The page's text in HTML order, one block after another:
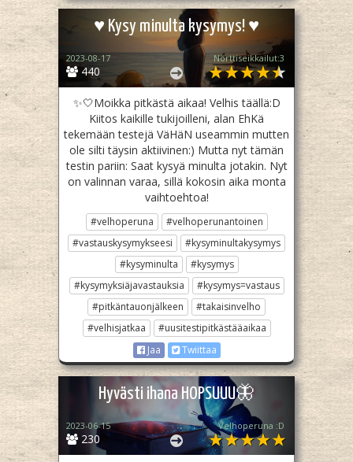
♥ Kysy minulta kysymys! ♥
440
2023-08-17 Nörttiseikkailut:3
✨🤍Moikka pitkästä aikaa! Velhis täällä:D
Kiitos kaikille tukijoilleni, alan EhKä
tekemään testejä VäHäN useammin mutten
ole silti täysin aktiivinen:) Mutta nyt tämän
testin pariin: Saat kysyä minulta jotakin. Nyt
on valinnan varaa, sillä kokosin aika monta
vaihtoehtoa!
#velhoperuna
#velhoperunantoinen
#vastauskysymykseesi
#kysyminultakysymys
#kysyminulta
#kysymys
#kysymyksiäjavastauksia
#kysymys=vastaus
#pitkäntauonjälkeen
#takaisinvelho
#velhisjatkaa
#uusitestipitkästääaikaa
Jaa
Twiittaa
Hyvästi ihana HOPSUUU🦋
230
2023-06-15 Velhoperuna :D